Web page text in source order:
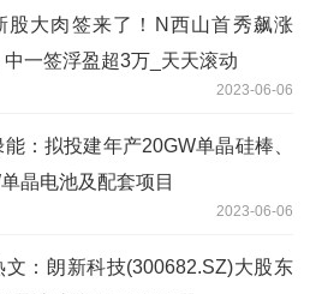
股大肉签来了！N西山首秀飙涨
中一签浮盈超3万_天天滚动
2023-06-06
能：拟投建年产20GW单晶硅棒、
晶电池及配套项目
2023-06-06
文：朗新科技(300682.SZ)大股东